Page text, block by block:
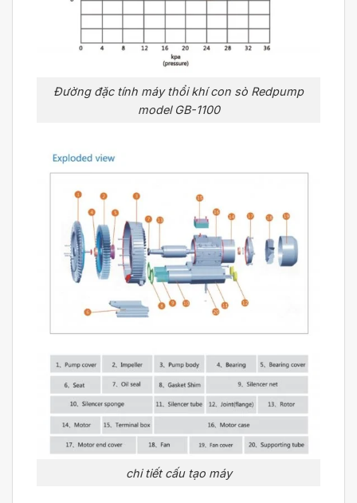
Đường đặc tính máy thổi khí con sò Redpump
model GB-1100
chi tiết cấu tạo máy